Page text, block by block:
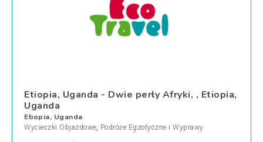
Etiopia, Uganda - Dwie perły Afryki, , Etiopia,
Uganda
Etiopia, Uganda
Wycieczki Objazdowe, Podróże Egzotyczne i Wyprawy